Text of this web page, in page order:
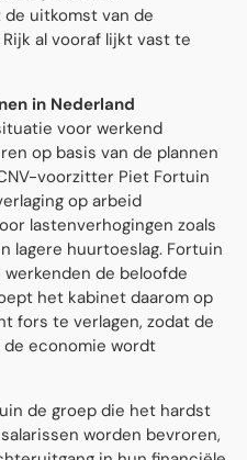
uitkomst van de
al vooraf lijkt vast te
in Nederland
voor werkend
op basis van de plannen
voorzitter Piet Fortuin
op arbeid
lastenverhogingen zoals
lagere huurtoeslag. Fortuin
de beloofde
het kabinet daarom op
fors te verlagen, zodat de
economie wordt
de groep die het hardst
worden bevroren,